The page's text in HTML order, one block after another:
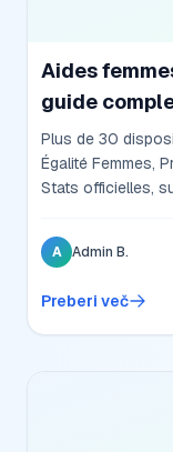
Aides
guide
Plus de 30
Égalité Femmes,
Stats officielles,
(fleuriste,
étapes.
A Admin B.
Preberi več